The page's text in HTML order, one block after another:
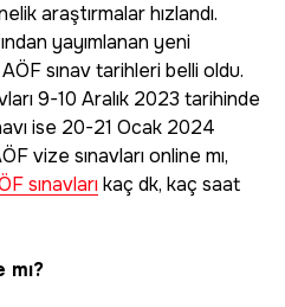
araştırmalar hızlandı.
yayımlanan yeni
sınav tarihleri belli oldu.
9-10 Aralık 2023 tarihinde
ise 20-21 Ocak 2024
vize sınavları online mı,
sınavlarıkaç dk, kaç saat
mı?